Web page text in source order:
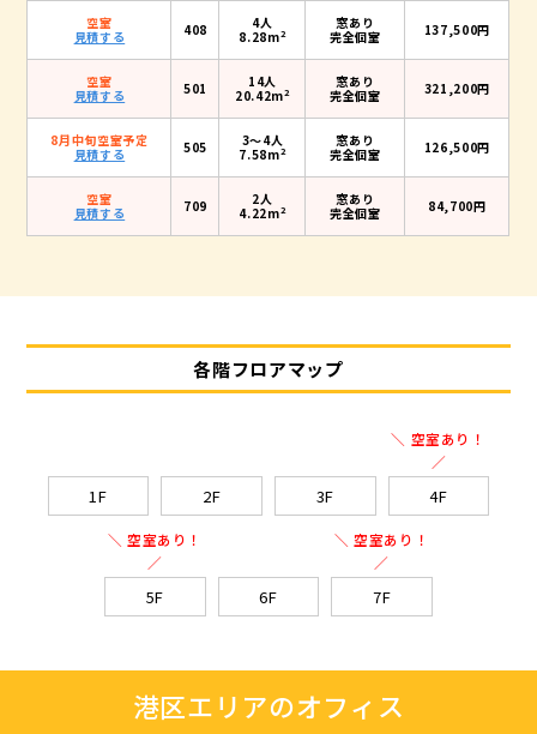
空室
見積する
408
4人
8.28m2
窓あり
完全個室
137,500円
空室
見積する
501
14人
20.42m2
窓あり
完全個室
321,200円
8月中旬空室予定
見積する
505
3〜4人
7.58m2
窓あり
完全個室
126,500円
空室
見積する
709
2人
4.22m2
窓あり
完全個室
84,700円
各階フロアマップ
1F 2F 3F
＼ 空室あり！
／
4F
＼ 空室あり！
／
5F 6F
＼ 空室あり！
／
7F
港区エリアのオフィス